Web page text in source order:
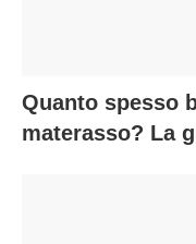
Quanto spesso
materasso? La